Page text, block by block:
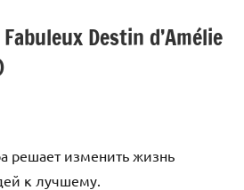
Destin d’Amélie
решает изменить жизнь
к лучшему.